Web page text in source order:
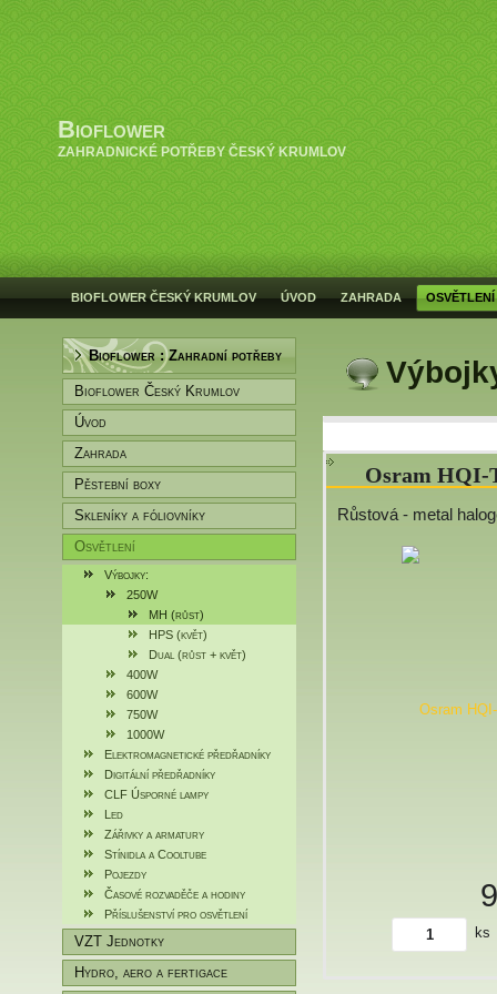
Bioflower
ZAHRADNICKÉ POTŘEBY ČESKÝ KRUMLOV
BIOFLOWER ČESKÝ KRUMLOV ÚVOD ZAHRADA OSVĚTLENÍ
Bioflower : Zahradní potřeby
Bioflower Český Krumlov
Úvod
Zahrada
Pěstební boxy
Skleníky a fóliovníky
Osvětlení
Výbojky:
250W
MH (růst)
HPS (květ)
Dual (růst + květ)
400W
600W
750W
1000W
Elektromagnetické předřadníky
Digitální předřadníky
CLF Úsporné lampy
Led
Zářivky a armatury
Stínidla a Cooltube
Pojezdy
Časové rozvaděče a hodiny
Příslušenství pro osvětlení
VZT Jednotky
Hydro, aero a fertigace
Osram HQI-
Růstová - metal
ks